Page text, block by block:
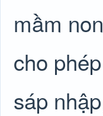
mầm
cho
sáp